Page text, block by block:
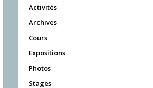
Activités
Archives
Cours
Expositions
Photos
Stages